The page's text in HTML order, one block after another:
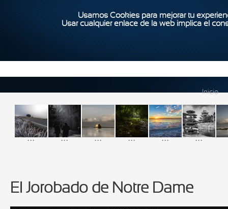
Usamos Cookies para mejorar tu
Usar cualquier enlace de la web implica el
Inicio
... ... ... ... ... ...
El Jorobado de Notre Dame